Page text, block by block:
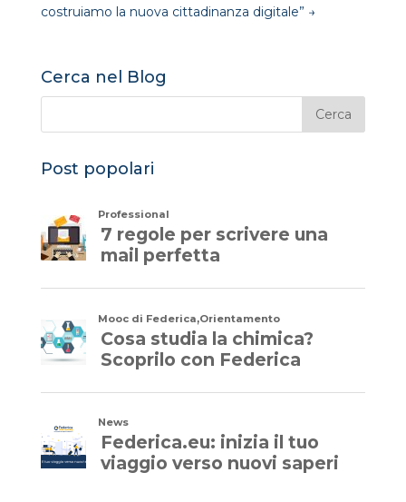
costruiamo la nuova cittadinanza digitale” →
Cerca nel Blog
Post popolari